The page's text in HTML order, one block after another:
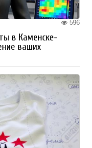
596
в Каменске-
ваших